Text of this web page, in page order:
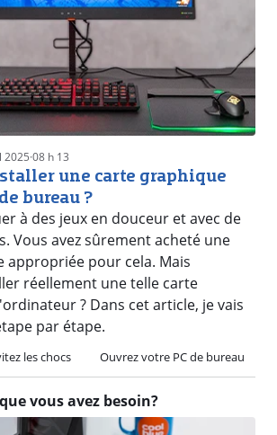
2025·08 h 13
une carte graphique
bureau ?
à des jeux en douceur et avec de
Vous avez sûrement acheté une
appropriée pour cela. Mais
réellement une telle carte
? Dans cet article, je vais
par étape.
les chocs Ouvrez votre PC de bureau
vous avez besoin?